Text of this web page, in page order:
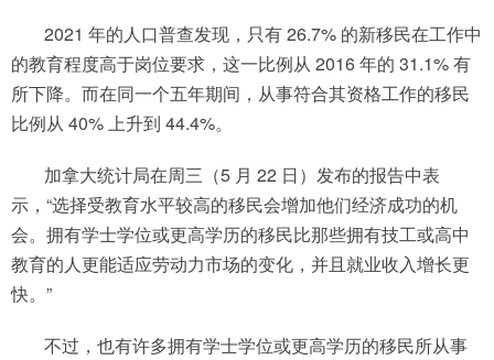
2021 年的人口普查发现，只有 26.7% 的新移民在工作中
的教育程度高于岗位要求，这一比例从 2016 年的 31.1% 有
所下降。而在同一个五年期间，从事符合其资格工作的移民
比例从 40% 上升到 44.4%。
加拿大统计局在周三（5 月 22 日）发布的报告中表
示，“选择受教育水平较高的移民会增加他们经济成功的机
会。拥有学士学位或更高学历的移民比那些拥有技工或高中
教育的人更能适应劳动力市场的变化，并且就业收入增长更
快。”
不过，也有许多拥有学士学位或更高学历的移民所从事